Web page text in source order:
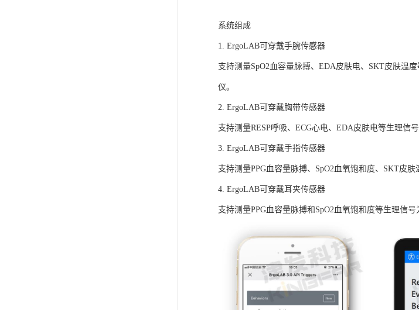
系统组成
1. ErgoLAB可穿戴手腕传感器
支持测量SpO2血容量脉搏、EDA皮肤电、SKT皮肤温
仪。
2. ErgoLAB可穿戴胸带传感器
支持测量RESP呼吸、ECG心电、EDA皮肤电等生理信
3. ErgoLAB可穿戴手指传感器
支持测量PPG血容量脉搏、SpO2血氧饱和度、SKT皮
4. ErgoLAB可穿戴耳夹传感器
支持测量PPG血容量脉搏和SpO2血氧饱和度等生理信